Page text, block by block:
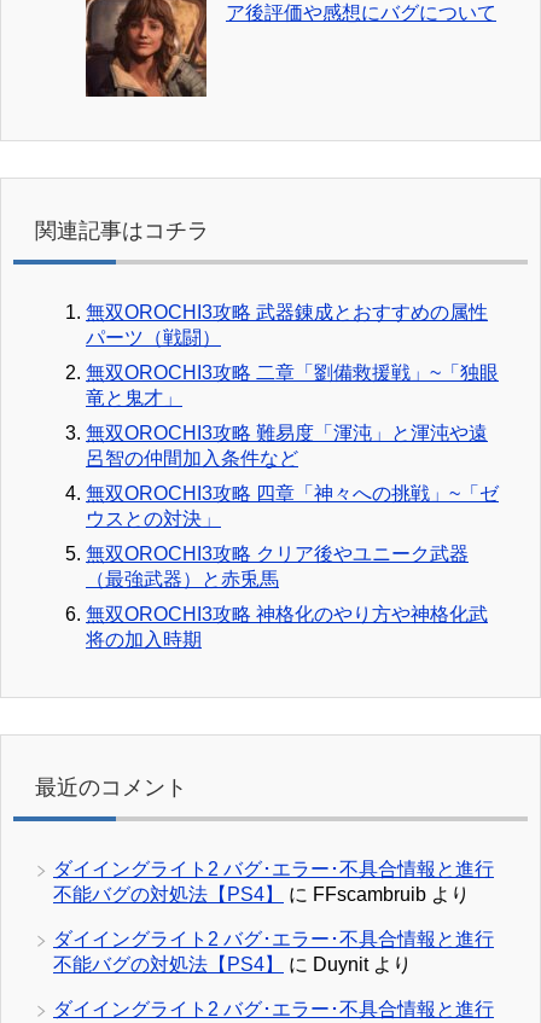
ア後評価や感想にバグについて
関連記事はコチラ
無双OROCHI3攻略 武器錬成とおすすめの属性
パーツ（戦闘）
無双OROCHI3攻略 二章「劉備救援戦」~「独眼
竜と鬼才」
無双OROCHI3攻略 難易度「渾沌」と渾沌や遠
呂智の仲間加入条件など
無双OROCHI3攻略 四章「神々への挑戦」~「ゼ
ウスとの対決」
無双OROCHI3攻略 クリア後やユニーク武器
（最強武器）と赤兎馬
無双OROCHI3攻略 神格化のやり方や神格化武
将の加入時期
最近のコメント
ダイイングライト2 バグ･エラー･不具合情報と進行
不能バグの対処法【PS4】
に FFscambruib より
ダイイングライト2 バグ･エラー･不具合情報と進行
不能バグの対処法【PS4】
に Duynitより
ダイイングライト2 バグ･エラー･不具合情報と進行